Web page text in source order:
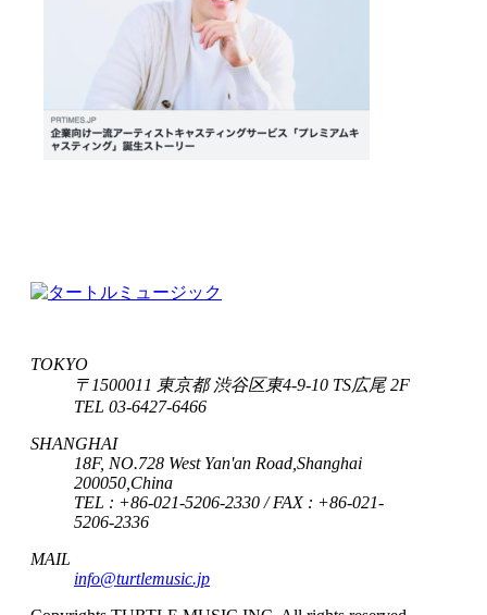
TOKYO
〒1500011 東京都 渋谷区東4-9-10 TS広尾 2F
TEL 03-6427-6466
SHANGHAI
18F, NO.728 West Yan'an Road,Shanghai
200050,China
TEL : +86-021-5206-2330 / FAX : +86-021-
5206-2336
MAIL
info@turtlemusic.jp